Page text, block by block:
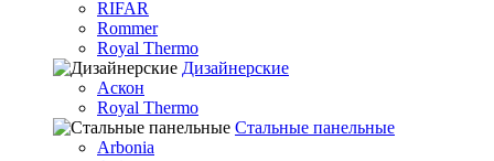
RIFAR
Rommer
Royal Thermo
Дизайнерские
Аскон
Royal Thermo
Стальные панельные
Arbonia